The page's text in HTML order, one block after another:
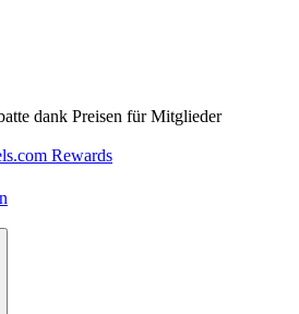
dank Preisen für Mitglieder
Rewards